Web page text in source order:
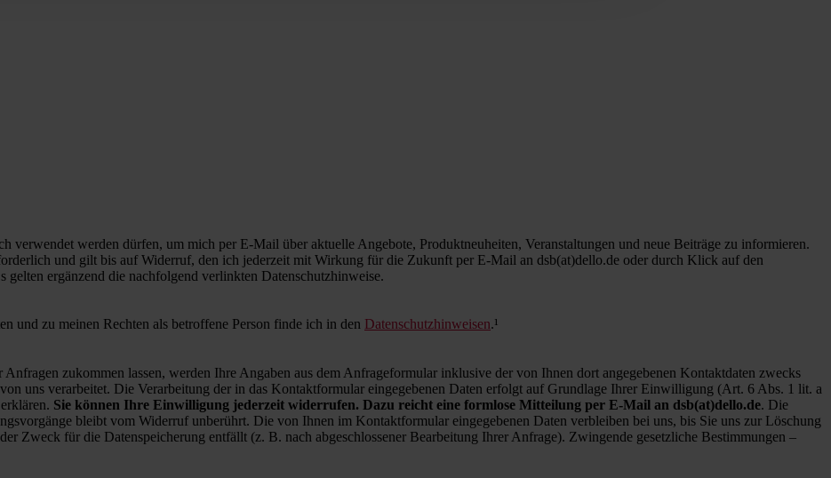
verwendet werden dürfen, um mich per E-Mail über aktuelle Angebote, Produktneuheiten, Veranstaltungen und neue Beiträge zu informieren.
und gilt bis auf Widerruf, den ich jederzeit mit Wirkung für die Zukunft per E-Mail an dsb(at)dello.de oder durch Klick auf den
ergänzend die nachfolgend verlinkten Datenschutzhinweise.
und zu meinen Rechten als betroffene Person finde ich in den Datenschutzhinweisen.¹
zukommen lassen, werden Ihre Angaben aus dem Anfrageformular inklusive der von Ihnen dort angegebenen Kontaktdaten zwecks
uns verarbeitet. Die Verarbeitung der in das Kontaktformular eingegebenen Daten erfolgt auf Grundlage Ihrer Einwilligung (Art. 6 Abs. 1 lit. a
Sie können Ihre Einwilligung jederzeit widerrufen. Dazu reicht eine formlose Mitteilung per E-Mail an dsb(at)dello.de. Die
bleibt vom Widerruf unberührt. Die von Ihnen im Kontaktformular eingegebenen Daten verbleiben bei uns, bis Sie uns zur Löschung
Zweck für die Datenspeicherung entfällt (z. B. nach abgeschlossener Bearbeitung Ihrer Anfrage). Zwingende gesetzliche Bestimmungen –